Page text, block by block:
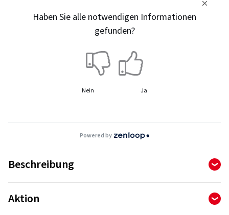
Haben Sie alle notwendigen Informationen
gefunden?
Nein Ja
Powered by
Beschreibung
BLIZZAK LM005 für PKW/SUV/4x4
Aktion